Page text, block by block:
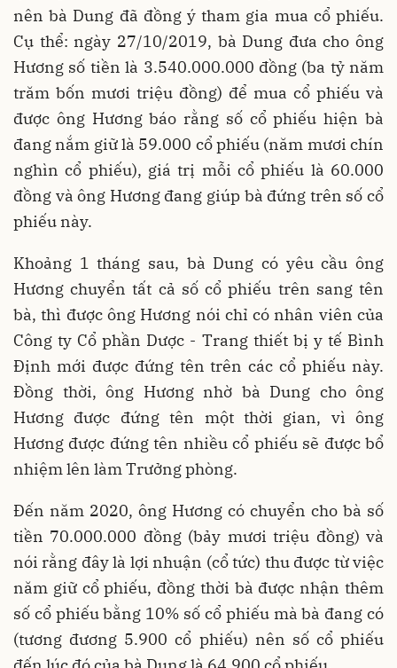
nên bà Dung đã đồng ý tham gia mua cổ phiếu.
Cụ thể: ngày 27/10/2019, bà Dung đưa cho ông
Hương số tiền là 3.540.000.000 đồng (ba tỷ năm
trăm bốn mươi triệu đồng) để mua cổ phiếu và
được ông Hương báo rằng số cổ phiếu hiện bà
đang nắm giữ là 59.000 cổ phiếu (năm mươi chín
nghìn cổ phiếu), giá trị mỗi cổ phiếu là 60.000
đồng và ông Hương đang giúp bà đứng trên số cổ
phiếu này.
Khoảng 1 tháng sau, bà Dung có yêu cầu ông
Hương chuyển tất cả số cổ phiếu trên sang tên
bà, thì được ông Hương nói chỉ có nhân viên của
Công ty Cổ phần Dược - Trang thiết bị y tế Bình
Định mới được đứng tên trên các cổ phiếu này.
Đồng thời, ông Hương nhờ bà Dung cho ông
Hương được đứng tên một thời gian, vì ông
Hương được đứng tên nhiều cổ phiếu sẽ được bổ
nhiệm lên làm Trưởng phòng.
Đến năm 2020, ông Hương có chuyển cho bà số
tiền 70.000.000 đồng (bảy mươi triệu đồng) và
nói rằng đây là lợi nhuận (cổ tức) thu được từ việc
năm giữ cổ phiếu, đồng thời bà được nhận thêm
số cổ phiếu bằng 10% số cổ phiếu mà bà đang có
(tương đương 5.900 cổ phiếu) nên số cổ phiếu